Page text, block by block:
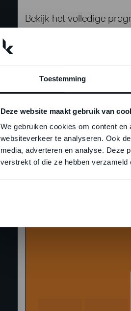
Toestemming
Deze website maakt gebruik van
We gebruiken cookies om content
websiteverkeer te analyseren. Ook
media, adverteren en analyse. Deze
verstrekt of die ze hebben
Bekijk het volledige
Brochure